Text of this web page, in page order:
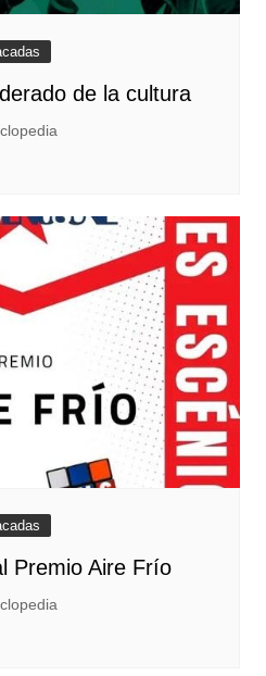
de la cultura
Premio Aire Frío